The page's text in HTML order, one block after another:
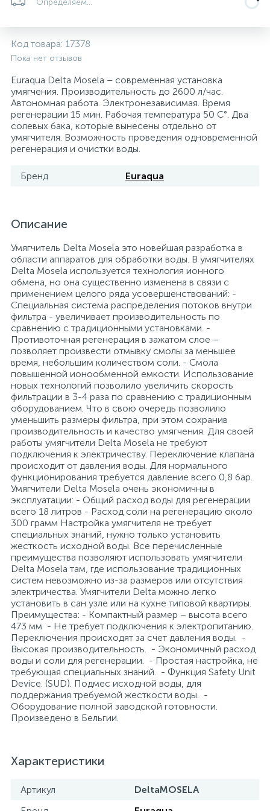
Бытовые насосы
Насосы для бассейнов
21
Контрольно-измерительные приборы
Теплоизоляция
282
Мультипатронные фильтры
Гидроаккумуляторы (гидробаки) для систем
водоснабжения
44
Фильтры механической очистки
Фильтры под мойку
15
Определяем...
Код товара: 17378
Пока нет отзывов
Euraqua Delta Mosela – современная установка
умягчения. Производительность до 2600 л/час.
Автономная работа. Электронезависимая. Время
регенерации 15 мин. Рабочая температура 50 С°. Два
солевых бака, которые вынесены отдельно от
умягчителя. Возможность проведения одновременной
регенерация и очистки воды.
Бренд Euraqua
Описание
Умягчитель Delta Mosela это новейшая разработка в
области аппаратов для обработки воды. В умягчителях
Delta Mosela используется технология ионного
обмена, но она существенно изменена в связи с
применением целого ряда усовершенствований: -
Специальная система распределения потоков внутри
фильтра - увеличивает производительность по
сравнению с традиционными установками. -
Противоточная регенерация в зажатом слое –
позволяет произвести отмывку смолы за меньшее
время, небольшим количеством соли. - Смола
повышенной ионообменной емкости. Использование
новых технологий позволило увеличить скорость
фильтрации в 3-4 раза по сравнению с традиционным
оборудованием. Что в свою очередь позволило
уменьшить размеры фильтра, при этом сохранив
производительность и качество умягчения. Для своей
работы умягчители Delta Mosela не требуют
подключения к электричеству. Переключение клапана
происходит от давления воды. Для нормального
функционирования требуется давление всего 0,8 бар.
Умягчители Delta Mosela очень экономичны в
эксплуатации: - Общий расход воды для регенерации
всего 18 литров - Расход соли на регенерацию около
300 грамм Настройка умягчителя не требует
специальных знаний, нужно только установить
жесткость исходной воды. Все перечисленные
преимущества позволяют использовать умягчители
Delta Mosela там, где использование традиционных
систем невозможно из-за размеров или отсутствия
электричества. Умягчители Delta можно легко
установить в сан узле или на кухне типовой квартиры.
Преимущества: - Компактный размер – высота всего
473 мм - Не требует подключения к электропитанию.
Переключения происходят за счет давления воды. -
Высокая производительность. - Экономичный расход
воды и соли для регенерации. - Простая настройка, не
требующая специальных знаний. - Функция Safety Unit
Device. (SUD). Подмес исходной воды, для
поддержания требуемой жесткости воды. -
Оборудование полной заводской готовности.
Произведено в Бельгии.
Характеристики
Артикул
DeltaMOSELA